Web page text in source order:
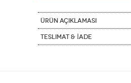
ÜRÜN AÇIKLAMASI
Teslimat & İade